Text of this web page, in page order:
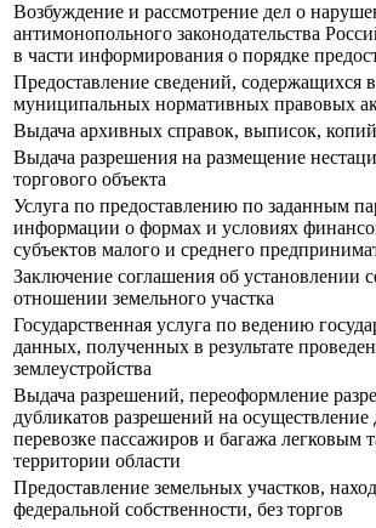
Возбуждение и рассмотрение дел о
антимонопольного законодательства
в части информирования о порядке
Предоставление сведений, содержащихся
муниципальных нормативных правовых
Выдача архивных справок, выписок,
Выдача разрешения на размещение
торгового объекта
Услуга по предоставлению по заданным
информации о формах и условиях
субъектов малого и среднего
Заключение соглашения об установлении
отношении земельного участка
Государственная услуга по ведению
данных, полученных в результате
землеустройства
Выдача разрешений, переоформление
дубликатов разрешений на осуществление
перевозке пассажиров и багажа легковым
территории области
Предоставление земельных участков,
федеральной собственности, без торгов